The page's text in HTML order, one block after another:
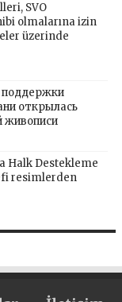
SVO
olmalarına izin
üzerinde
поддержки
открылась
живописи
Halk Destekleme
resimlerden